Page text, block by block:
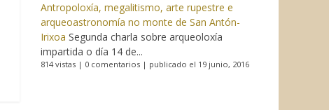
Antropoloxía, megalitismo, arte rupestre e
arqueoastronomía no monte de San Antón-
Irixoa Segunda charla sobre arqueoloxía
impartida o día 14 de...
814 vistas | 0 comentarios | publicado el 19 junio, 2016